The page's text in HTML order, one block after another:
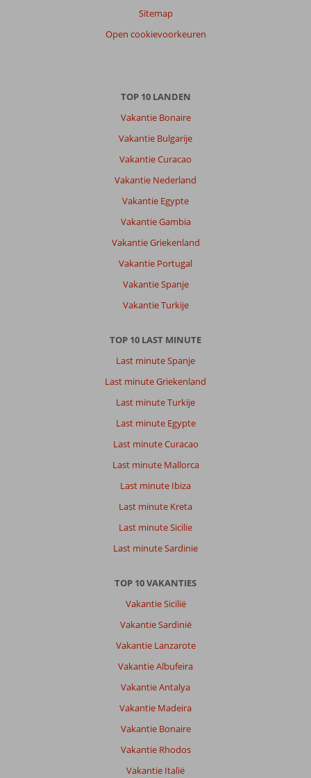
Sitemap
Open cookievoorkeuren
TOP 10 LANDEN
Vakantie Bonaire
Vakantie Bulgarije
Vakantie Curacao
Vakantie Nederland
Vakantie Egypte
Vakantie Gambia
Vakantie Griekenland
Vakantie Portugal
Vakantie Spanje
Vakantie Turkije
TOP 10 LAST MINUTE
Last minute Spanje
Last minute Griekenland
Last minute Turkije
Last minute Egypte
Last minute Curacao
Last minute Mallorca
Last minute Ibiza
Last minute Kreta
Last minute Sicilie
Last minute Sardinie
TOP 10 VAKANTIES
Vakantie Sicilië
Vakantie Sardinië
Vakantie Lanzarote
Vakantie Albufeira
Vakantie Antalya
Vakantie Madeira
Vakantie Bonaire
Vakantie Rhodos
Vakantie Italië